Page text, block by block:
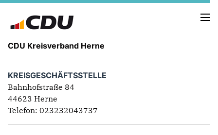
CDU Kreisverband Herne
KREISVORSTAND
VEREINIGUNGEN
Fraktion
KREISGESCHÄFTSSTELLE
Bahnhofstraße 84
44623 Herne
Telefon: 023232043737